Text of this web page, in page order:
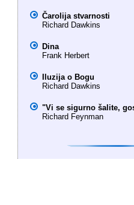
Čarolija stvarnosti
Richard Dawkins
Dina
Frank Herbert
Iluzija o Bogu
Richard Dawkins
"Vi se sigurno šalite,
Richard Feynman